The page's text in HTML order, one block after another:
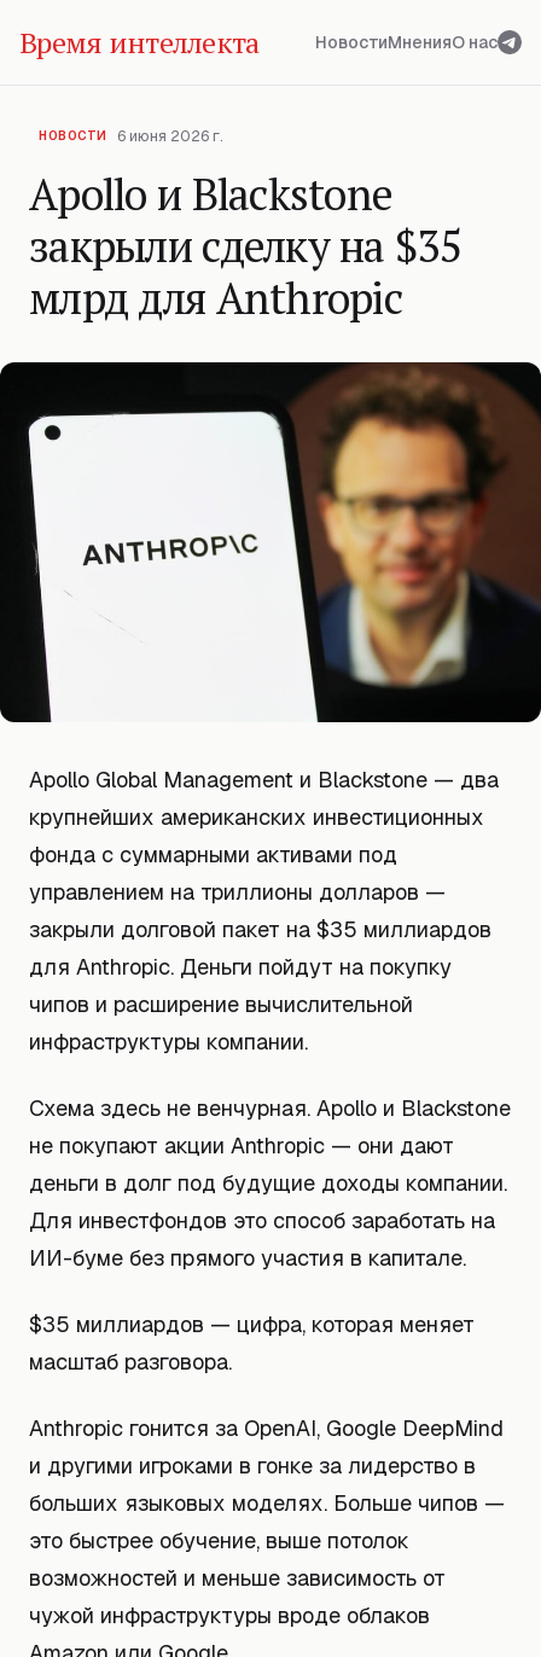
Время интеллекта НовостиМненияО нас
НОВОСТИ 6 июня 2026 г.
Apollo и Blackstone
закрыли сделку на $35
млрд для Anthropic
Apollo Global Management и Blackstone — два
крупнейших американских инвестиционных
фонда с суммарными активами под
управлением на триллионы долларов —
закрыли долговой пакет на $35 миллиардов
для Anthropic. Деньги пойдут на покупку
чипов и расширение вычислительной
инфраструктуры компании.
Схема здесь не венчурная. Apollo и Blackstone
не покупают акции Anthropic — они дают
деньги в долг под будущие доходы компании.
Для инвестфондов это способ заработать на
ИИ-буме без прямого участия в капитале.
$35 миллиардов — цифра, которая меняет
масштаб разговора.
Anthropic гонится за OpenAI, Google DeepMind
и другими игроками в гонке за лидерство в
больших языковых моделях. Больше чипов —
это быстрее обучение, выше потолок
возможностей и меньше зависимость от
чужой инфраструктуры вроде облаков